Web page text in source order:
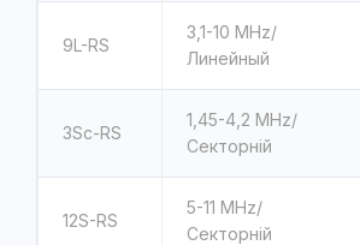
9L-RS
3,1-10 MHz/
Линейный
3Sc-RS
1,45-4,2 MHz/
Секторній
12S-RS
5-11 MHz/
Секторній